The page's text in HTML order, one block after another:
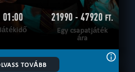
01:00 21990 - 47920FT.
Egy csapatjáték
ára
TOVÁBB